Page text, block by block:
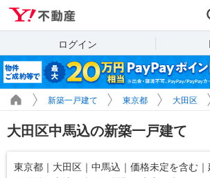
ログイン
新築一戸建て 東京都 大田区
大田区中馬込の新築一戸建て
東京都｜大田区｜中馬込｜価格未定を含む